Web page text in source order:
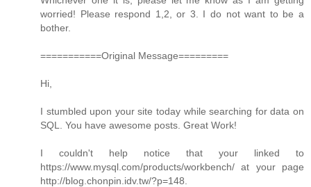
worried! Please respond 1,2, or 3. I do not want to be a
bother.
===========Original Message=========
Hi,
I stumbled upon your site today while searching for data on
SQL. You have awesome posts. Great Work!
I couldn't help notice that your linked to
https://www.mysql.com/products/workbench/ at your page
http://blog.chonpin.idv.tw/?p=148.